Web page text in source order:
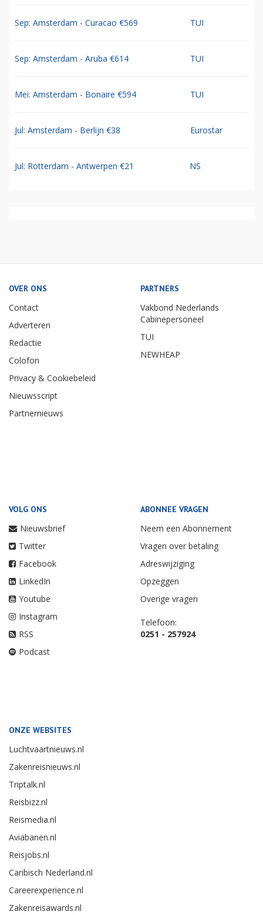
Sep: Amsterdam - Curacao €569 TUI
Sep: Amsterdam - Aruba €614 TUI
Mei: Amsterdam - Bonaire €594 TUI
Jul: Amsterdam - Berlijn €38 Eurostar
Jul: Rotterdam - Antwerpen €21 NS
OVER ONS
Contact
Adverteren
Redactie
Colofon
Privacy & Cookiebeleid
Nieuwsscript
Partnernieuws
PARTNERS
Vakbond Nederlands
Cabinepersoneel
TUI
NEWHEAP
VOLG ONS
Nieuwsbrief
Twitter
Facebook
LinkedIn
Youtube
Instagram
RSS
Podcast
ABONNEE VRAGEN
Neem een Abonnement
Vragen over betaling
Adreswijziging
Opzeggen
Overige vragen
Telefoon:
0251 - 257924
ONZE WEBSITES
Luchtvaartnieuws.nl
Zakenreisnieuws.nl
Triptalk.nl
Reisbizz.nl
Reismedia.nl
Aviabanen.nl
Reisjobs.nl
Caribisch Nederland.nl
Careerexperience.nl
Zakenreisawards.nl